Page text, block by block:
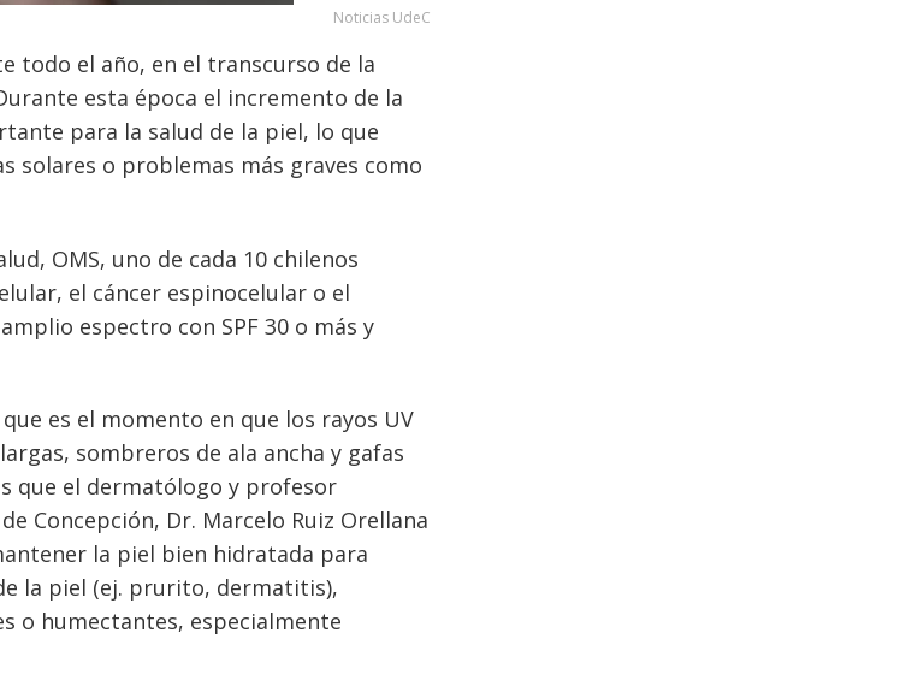
Noticias UdeC
todo el año, en el transcurso de la
esta época el incremento de la
para la salud de la piel, lo que
solares o problemas más graves como
OMS, uno de cada 10 chilenos
el cáncer espinocelular o el
espectro con SPF 30 o más y
es el momento en que los rayos UV
sombreros de ala ancha y gafas
que el dermatólogo y profesor
Concepción, Dr. Marcelo Ruiz Orellana
la piel bien hidratada para
la piel (ej. prurito, dermatitis),
o humectantes, especialmente